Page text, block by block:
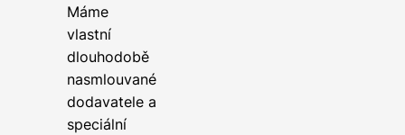
Máme
vlastní
dlouhodobě
nasmlouvané
dodavatele a
speciální